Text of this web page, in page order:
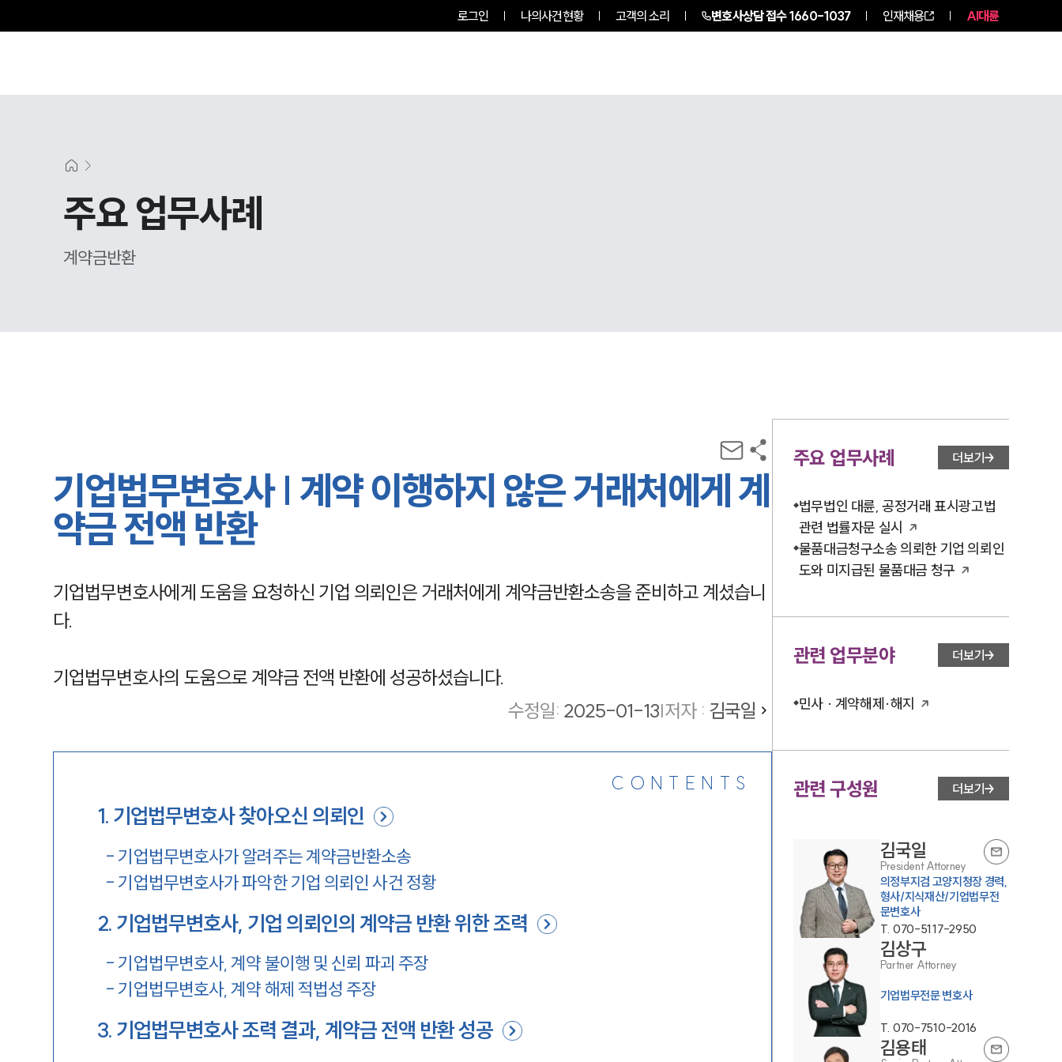
로그인 나의사건현황 고객의 소리 변호사상담 접수1660-1037 인재채용 AI대륜
주요 업무사례
계약금반환
기업법무변호사 | 계약 이행하지 않은 거래처에게 계
약금 전액 반환
기업법무변호사에게 도움을 요청하신 기업 의뢰인은 거래처에게 계약금반환소송을 준비하고 계셨습니
다.
기업법무변호사의 도움으로 계약금 전액 반환에 성공하셨습니다.
수정일: 2025-01-13|저자 : 김국일
CONTENTS
1. 기업법무변호사 찾아오신 의뢰인
- 기업법무변호사가 알려주는 계약금반환소송
- 기업법무변호사가 파악한 기업 의뢰인 사건 정황
2. 기업법무변호사, 기업 의뢰인의 계약금 반환 위한 조력
- 기업법무변호사, 계약 불이행 및 신뢰 파괴 주장
- 기업법무변호사, 계약 해제 적법성 주장
3. 기업법무변호사 조력 결과, 계약금 전액 반환 성공
주요 업무사례 더보기
법무법인 대륜, 공정거래 표시광고법
관련 법률자문 실시
물품대금청구소송 의뢰한 기업 의뢰인
도와 미지급된 물품대금 청구
관련 업무분야 더보기
민사 · 계약해제·해지
관련 구성원 더보기
김국일
President Attorney
의정부지검 고양지청장 경력,
형사/지식재산/기업법무전
문변호사
T. 070-5117-2950
김상구
Partner Attorney
기업법무전문 변호사
T. 070-7510-2016
김용태